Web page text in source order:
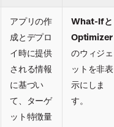
アプリの作
成とデプロ
イ時に提供
される情報
に基づい
て、ターゲ
ット特徴量
What-Ifと
Optimizer
のウィジェ
ットを非表
示にしま
す。